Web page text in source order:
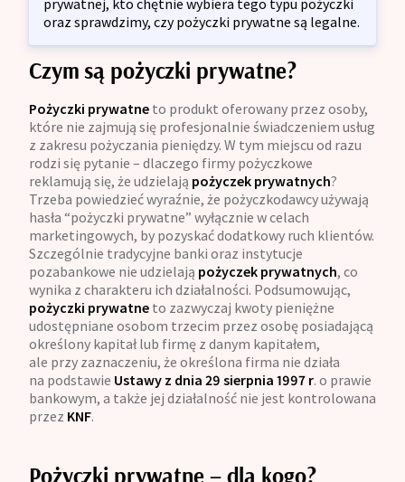
oraz sprawdzimy, czy pożyczki prywatne są legalne.
Czym są pożyczki prywatne?
Pożyczki prywatne to produkt oferowany przez osoby,
które nie zajmują się profesjonalnie świadczeniem usług
z zakresu pożyczania pieniędzy. W tym miejscu od razu
rodzi się pytanie – dlaczego firmy pożyczkowe
reklamują się, że udzielają pożyczek prywatnych?
Trzeba powiedzieć wyraźnie, że pożyczkodawcy używają
hasła “pożyczki prywatne” wyłącznie w celach
marketingowych, by pozyskać dodatkowy ruch klientów.
Szczególnie tradycyjne banki oraz instytucje
pozabankowe nie udzielają pożyczek prywatnych, co
wynika z charakteru ich działalności. Podsumowując,
pożyczki prywatne to zazwyczaj kwoty pieniężne
udostępniane osobom trzecim przez osobę posiadającą
określony kapitał lub firmę z danym kapitałem,
ale przy zaznaczeniu, że określona firma nie działa
na podstawie Ustawy z dnia 29 sierpnia 1997 r. o prawie
bankowym, a także jej działalność nie jest kontrolowana
przez KNF.
Pożyczki prywatne – dla kogo?